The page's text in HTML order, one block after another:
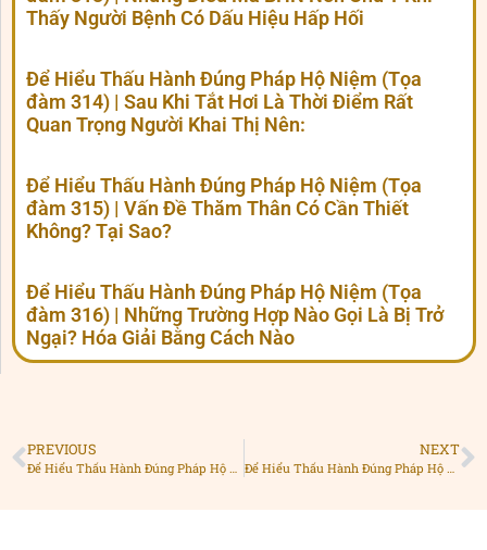
Thấy Người Bệnh Có Dấu Hiệu Hấp Hối
Để Hiểu Thấu Hành Đúng Pháp Hộ Niệm (Tọa
đàm 314) | Sau Khi Tắt Hơi Là Thời Điểm Rất
Quan Trọng Người Khai Thị Nên:
Để Hiểu Thấu Hành Đúng Pháp Hộ Niệm (Tọa
đàm 315) | Vấn Đề Thăm Thân Có Cần Thiết
Không? Tại Sao?
Để Hiểu Thấu Hành Đúng Pháp Hộ Niệm (Tọa
đàm 316) | Những Trường Hợp Nào Gọi Là Bị Trở
Ngại? Hóa Giải Bằng Cách Nào
PREVIOUS
Để Hiểu Thấu Hành Đúng Pháp Hộ Niệm (Tọa đàm 310) | Trong Giây Phút Người Bệnh Hấp Hối, BHN Cần Nên Hướng Dẫn Như Thế Nào?
NEXT
Để Hiểu Thấu Hành Đúng Pháp Hộ Niệm (Tọa đàm 312) | Những Điều Mà BHN Nên Chú Ý Khi Thấy Người Bệnh Có Dấu Hiệu Hấp Hối